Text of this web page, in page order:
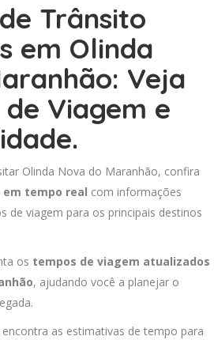
Trânsito
em Olinda
Veja
Viagem e
Olinda Nova do Maranhão, confira
tempo real com informações
de viagem para os principais destinos
os tempos de viagem atualizados
, ajudando você a planejar o
encontra as estimativas de tempo para